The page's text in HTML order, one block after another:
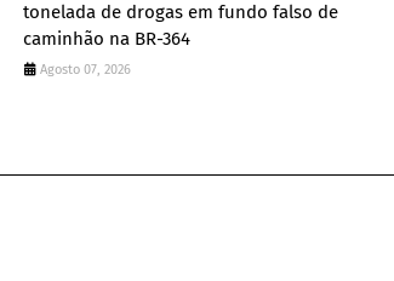
tonelada de drogas em fundo falso de
caminhão na BR-364
Agosto 07, 2026